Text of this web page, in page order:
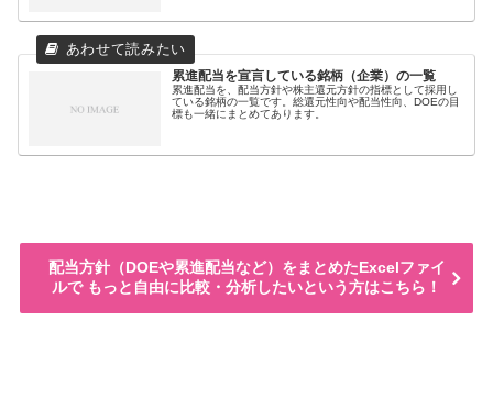
累進配当を宣言している銘柄（企業）の一覧
累進配当を、配当方針や株主還元方針の指標として採用し
ている銘柄の一覧です。総還元性向や配当性向、DOEの目
標も一緒にまとめてあります。
配当方針（DOEや累進配当など）をまとめたExcelファイ
ルで もっと自由に比較・分析したいという方はこちら！